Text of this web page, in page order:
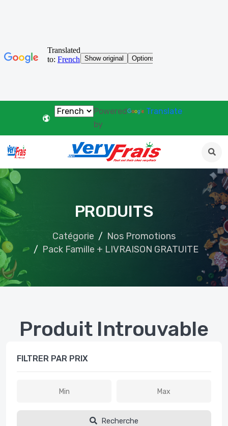
Powered
by
Translate
PRODUITS
Catégorie
Nos Promotions
Pack Famille + LIVRAISON GRATUITE
FILTRER PAR PRIX
Recherche
Produit Introuvable